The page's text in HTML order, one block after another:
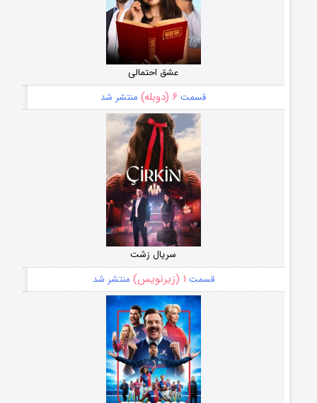
عشق احتمالی
قسمت ۶ (دوبله) منتشر شد
سریال زشت
قسمت ۱ (زیرنویس) منتشر شد